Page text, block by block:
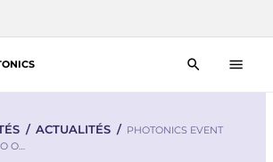
/ ACTUALITÉS / PHOTONICS EVENT
O…